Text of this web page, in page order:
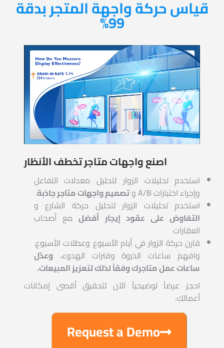
قياس حركة واجهة المتجر بدقة
99%
اصنع واجهات متاجر تخطف الأنظار
استخدم تحليلات الزوار لتحليل معدلات التفاعل
وإجراء اختبارات A/B و
تصميم واجهات متاجر جاذبة.
استخدم تحليلات الزوار لتحليل حركة الشارع و
التفاوض على عقود إيجار أفضلمع أصحاب
العقارات
قارن حركة الزوار في أيام الأسبوع وعطلات الأسبوع.
وافهم ساعات الذروة وفترات الهدوء،وعدّل
ساعات عمل متاجرك وفقاً لذلك لتعزيز المبيعات.
احجز عرضاً توضيحياً الآن لتحقيق أقصى إمكانات
أعمالك:
Request a Demo